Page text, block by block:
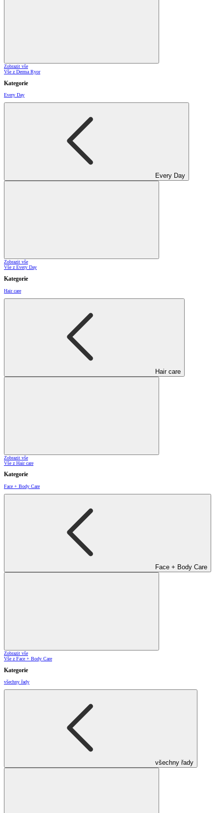
Zobrazit vše
Vše z Derma Ryor
Kategorie
Every Day
Every Day
Zobrazit vše
Vše z Every Day
Kategorie
Hair care
Hair care
Zobrazit vše
Vše z Hair care
Kategorie
Face + Body Care
Face + Body Care
Zobrazit vše
Vše z Face + Body Care
Kategorie
všechny řady
všechny řady